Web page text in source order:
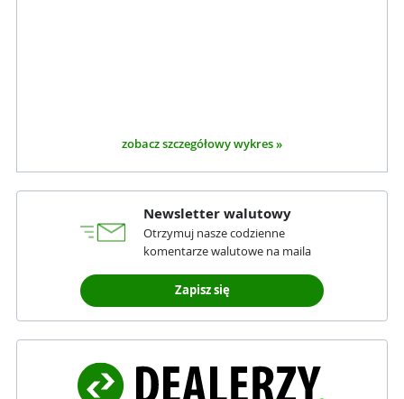
zobacz szczegółowy wykres »
Newsletter walutowy
Otrzymuj nasze codzienne
komentarze walutowe na maila
Zapisz się